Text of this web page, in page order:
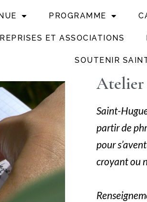
PROGRAMME
ET ASSOCIATIONS
SOUTENIR
Atelier
Saint-
partir de
pour
croyant ou